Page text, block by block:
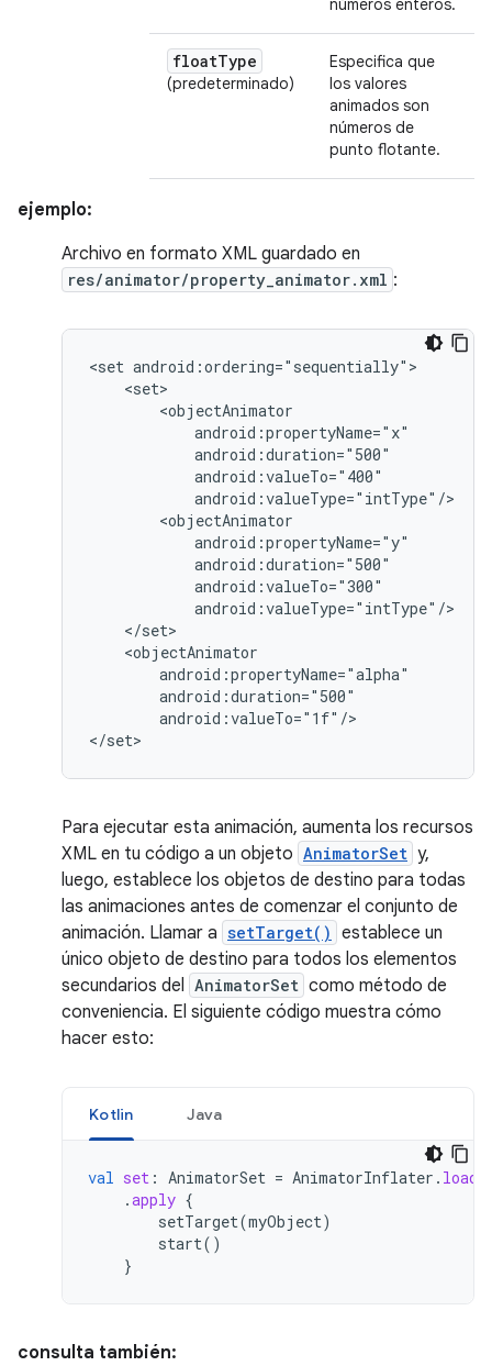
números enteros.
floatType
(predeterminado)
Especifica que
los valores
animados son
números de
punto flotante.
ejemplo:
Archivo en formato XML guardado en
res/animator/property_animator.xml :
<set
android:valueTo="1f"/>
</set>
Para ejecutar esta animación, aumenta los recursos
XML en tu código a un objeto AnimatorSet y,
luego, establece los objetos de destino para todas
las animaciones antes de comenzar el conjunto de
animación. Llamar a setTarget() establece un
único objeto de destino para todos los elementos
secundarios del AnimatorSet como método de
conveniencia. El siguiente código muestra cómo
hacer esto:
Kotlin Java
val set : AnimatorSet = AnimatorInflater .
.apply {
setTarget(myObject)
start()
}
consulta también: